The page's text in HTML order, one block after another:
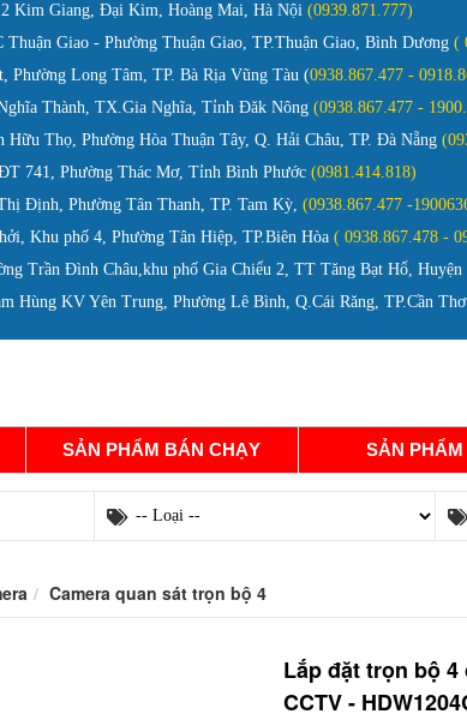
Kim Giang, Đại Kim, Hoàng Mai, Hà Nội (0939.871.777)
Thuận Giao - Phường Thuận Giao, TP.Thuận Giao, Bình Dương (
Phường Long Tâm, TP. Bà Rịa Vũng Tàu (0938.867.477 -
Thành, TX.Gia Nghĩa, Tỉnh Đăk Nông (0938.867.477 -
Hữu Thọ, Phường Hòa Thuận Tây, Q. Hải Châu, TP. Đà Nẵng
741, Phường Thác Mơ, Tỉnh Bình Phước (0981.414.818)
Định, Phường Tân Thanh, TP. Tam Kỳ, (0938.867.477 -
Khu phố 4, Phường Tân Hiệp, TP.Biên Hòa ( 0938.867.478
Trần Đình Châu,khu phố Gia Chiểu 2, TT Tăng Bạt Hổ,
Hùng KV Yên Trung, Phường Lê Bình, Q.Cái Răng, TP.Cần Thơ
SẢN PHẨM BÁN CHẠY SẢN
Camera quan sát trọn bộ 4
Lắp đặt trọn bộ 4
CCTV -